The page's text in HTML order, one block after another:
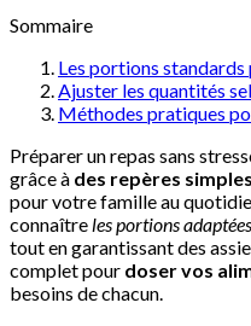
Sommaire
Les portions
Ajuster les quantités
Méthodes pratiques
Préparer un repas sans
grâce à des repères
pour votre famille au
connaîtreles portions
tout en garantissant des
complet pour doser vos
besoins de chacun.